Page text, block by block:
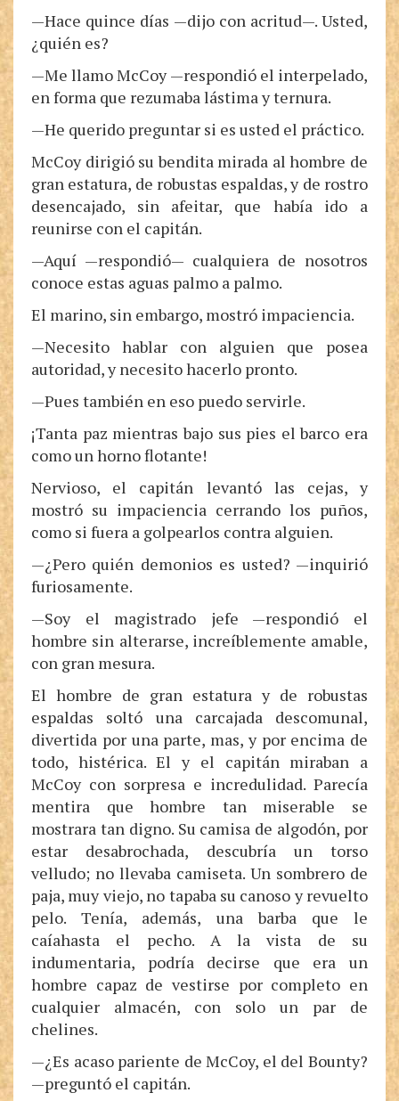
—Hace quince días —dijo con acritud—. Usted,
¿quién es?
—Me llamo McCoy —respondió el interpelado,
en forma que rezumaba lástima y ternura.
—He querido preguntar si es usted el práctico.
McCoy dirigió su bendita mirada al hombre de
gran estatura, de robustas espaldas, y de rostro
desencajado, sin afeitar, que había ido a
reunirse con el capitán.
—Aquí —respondió— cualquiera de nosotros
conoce estas aguas palmo a palmo.
El marino, sin embargo, mostró impaciencia.
—Necesito hablar con alguien que posea
autoridad, y necesito hacerlo pronto.
—Pues también en eso puedo servirle.
¡Tanta paz mientras bajo sus pies el barco era
como un horno flotante!
Nervioso, el capitán levantó las cejas, y
mostró su impaciencia cerrando los puños,
como si fuera a golpearlos contra alguien.
—¿Pero quién demonios es usted? —inquirió
furiosamente.
—Soy el magistrado jefe —respondió el
hombre sin alterarse, increíblemente amable,
con gran mesura.
El hombre de gran estatura y de robustas
espaldas soltó una carcajada descomunal,
divertida por una parte, mas, y por encima de
todo, histérica. El y el capitán miraban a
McCoy con sorpresa e incredulidad. Parecía
mentira que hombre tan miserable se
mostrara tan digno. Su camisa de algodón, por
estar desabrochada, descubría un torso
velludo; no llevaba camiseta. Un sombrero de
paja, muy viejo, no tapaba su canoso y revuelto
pelo. Tenía, además, una barba que le
caíahasta el pecho. A la vista de su
indumentaria, podría decirse que era un
hombre capaz de vestirse por completo en
cualquier almacén, con solo un par de
chelines.
—¿Es acaso pariente de McCoy, el del Bounty?
—preguntó el capitán.